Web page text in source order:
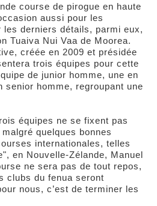
course de pirogue en haute
aussi pour les
les derniers détails, parmi eux,
Tuaiva Nui Vaa de Moorea.
créée en 2009 et présidée
trois équipes pour cette
de junior homme, une en
senior homme, regroupant une
équipes ne se fixent pas
quelques bonnes
internationales, telles
en Nouvelle-Zélande, Manuel
ne sera pas de tout repos,
clubs du fenua seront
nous, c’est de terminer les